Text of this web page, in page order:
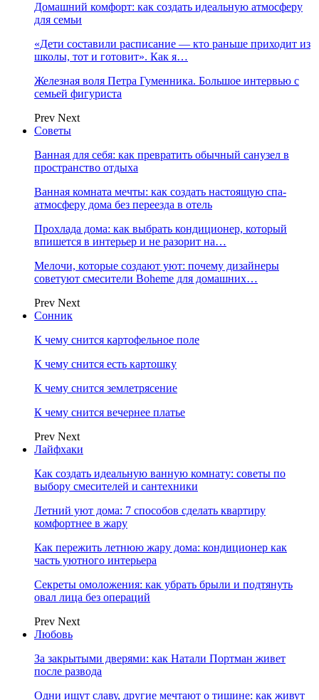
Домашний комфорт: как создать идеальную атмосферу
для семьи
«Дети составили расписание — кто раньше приходит из
школы, тот и готовит». Как я…
Железная воля Петра Гуменника. Большое интервью с
семьей фигуриста
Prev Next
Советы
Ванная для себя: как превратить обычный санузел в
пространство отдыха
Ванная комната мечты: как создать настоящую спа-
атмосферу дома без переезда в отель
Прохлада дома: как выбрать кондиционер, который
впишется в интерьер и не разорит на…
Мелочи, которые создают уют: почему дизайнеры
советуют смесители Boheme для домашних…
Prev Next
Сонник
К чему снится картофельное поле
К чему снится есть картошку
К чему снится землетрясение
К чему снится вечернее платье
Prev Next
Лайфхаки
Как создать идеальную ванную комнату: советы по
выбору смесителей и сантехники
Летний уют дома: 7 способов сделать квартиру
комфортнее в жару
Как пережить летнюю жару дома: кондиционер как
часть уютного интерьера
Секреты омоложения: как убрать брыли и подтянуть
овал лица без операций
Prev Next
Любовь
За закрытыми дверями: как Натали Портман живет
после развода
Одни ищут славу, другие мечтают о тишине: как живут